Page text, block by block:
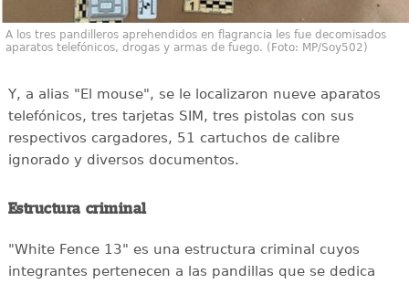
A los tres pandilleros aprehendidos en flagrancia les fue decomisados
aparatos telefónicos, drogas y armas de fuego. (Foto: MP/Soy502)
Y, a alias "El mouse", se le localizaron nueve aparatos
telefónicos, tres tarjetas SIM, tres pistolas con sus
respectivos cargadores, 51 cartuchos de calibre
ignorado y diversos documentos.
Estructura criminal
"White Fence 13" es una estructura criminal cuyos
integrantes pertenecen a las pandillas que se dedica